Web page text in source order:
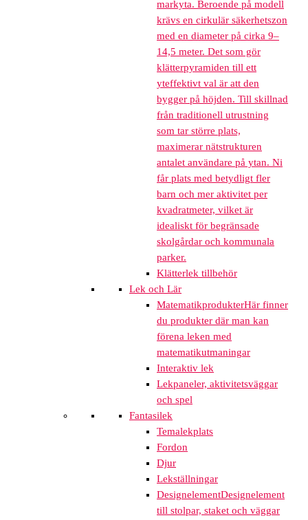
markyta. Beroende på modell
krävs en cirkulär säkerhetszon
med en diameter på cirka 9–
14,5 meter. Det som gör
klätterpyramiden till ett
yteffektivt val är att den
bygger på höjden. Till skillnad
från traditionell utrustning
som tar större plats,
maximerar nätstrukturen
antalet användare på ytan. Ni
får plats med betydligt fler
barn och mer aktivitet per
kvadratmeter, vilket är
idealiskt för begränsade
skolgårdar och kommunala
parker.
Klätterlek tillbehör
Lek och Lär
MatematikprodukterHär finner
du produkter där man kan
förena leken med
matematikutmaningar
Interaktiv lek
Lekpaneler, aktivitetsväggar
och spel
Fantasilek
Temalekplats
Fordon
Djur
Lekställningar
DesignelementDesignelement
till stolpar, staket och väggar